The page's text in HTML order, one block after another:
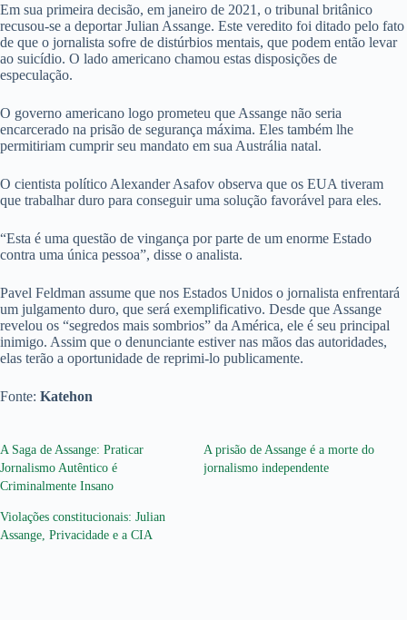
Em sua primeira decisão, em janeiro de 2021, o tribunal britânico
recusou-se a deportar Julian Assange. Este veredito foi ditado pelo fato
de que o jornalista sofre de distúrbios mentais, que podem então levar
ao suicídio. O lado americano chamou estas disposições de
especulação.
O governo americano logo prometeu que Assange não seria
encarcerado na prisão de segurança máxima. Eles também lhe
permitiriam cumprir seu mandato em sua Austrália natal.
O cientista político Alexander Asafov observa que os EUA tiveram
que trabalhar duro para conseguir uma solução favorável para eles.
“Esta é uma questão de vingança por parte de um enorme Estado
contra uma única pessoa”, disse o analista.
Pavel Feldman assume que nos Estados Unidos o jornalista enfrentará
um julgamento duro, que será exemplificativo. Desde que Assange
revelou os “segredos mais sombrios” da América, ele é seu principal
inimigo. Assim que o denunciante estiver nas mãos das autoridades,
elas terão a oportunidade de reprimi-lo publicamente.
Fonte: Katehon
A Saga de Assange: Praticar
Jornalismo Autêntico é
Criminalmente Insano
A prisão de Assange é a morte do
jornalismo independente
Violações constitucionais: Julian
Assange, Privacidade e a CIA